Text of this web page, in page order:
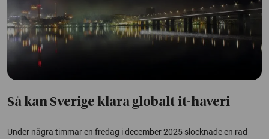
Så kan Sverige klara globalt it-haveri
Under några timmar en fredag i december 2025 slocknade en rad